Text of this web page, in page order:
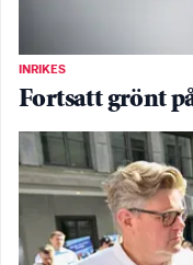
INRIKES
Fortsatt grönt